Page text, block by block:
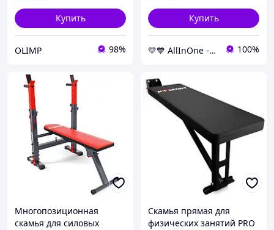
Купить
OLIMP 98%
Купить
💛💙 AllInOne - находи все необходимое в одном магазине! 100%
Многопозиционная
скамья для силовых
Скамья прямая для
физических занятий PRO